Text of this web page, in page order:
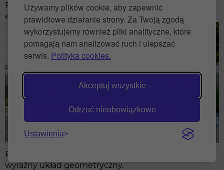
Używamy plików cookie, aby zapewnić
prawidłowe działanie strony. Za Twoją zgodą
wykorzystujemy również pliki analityczne, które
pomagają nam analizować ruch i ulepszać
serwis. Polityka cookies.
Akceptuj wszystkie
Odrzuć nieobowiązkowe
Ustawienia
Podwyższone donice z rozplenicami i sosnami —
element strukturalny w nowoczesnym ogrodzie.
Podwyższone prostokątne rabaty z hortensjami —
wyraźny układ geometryczny.